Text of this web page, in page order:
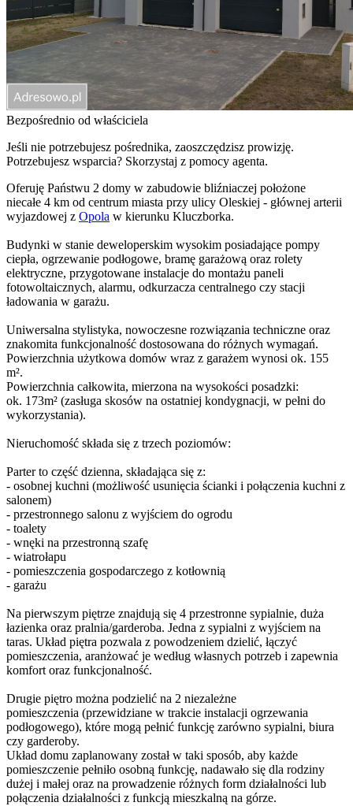
Bezpośrednio od właściciela
Jeśli nie potrzebujesz pośrednika, zaoszczędzisz prowizję.
Potrzebujesz wsparcia? Skorzystaj z pomocy agenta.
Oferuję Państwu 2 domy w zabudowie bliźniaczej położone
niecałe 4 km od centrum miasta przy ulicy Oleskiej - głównej arterii
wyjazdowej z Opola w kierunku Kluczborka.
Budynki w stanie deweloperskim wysokim posiadające pompy
ciepła, ogrzewanie podłogowe, bramę garażową oraz rolety
elektryczne, przygotowane instalacje do montażu paneli
fotowoltaicznych, alarmu, odkurzacza centralnego czy stacji
ładowania w garażu.
Uniwersalna stylistyka, nowoczesne rozwiązania techniczne oraz
znakomita funkcjonalność dostosowana do różnych wymagań.
Powierzchnia użytkowa domów wraz z garażem wynosi ok. 155
m².
Powierzchnia całkowita, mierzona na wysokości posadzki:
ok. 173m² (zasługa skosów na ostatniej kondygnacji, w pełni do
wykorzystania).
Nieruchomość składa się z trzech poziomów:
Parter to część dzienna, składająca się z:
- osobnej kuchni (możliwość usunięcia ścianki i połączenia kuchni z
salonem)
- przestronnego salonu z wyjściem do ogrodu
- toalety
- wnęki na przestronną szafę
- wiatrołapu
- pomieszczenia gospodarczego z kotłownią
- garażu
Na pierwszym piętrze znajdują się 4 przestronne sypialnie, duża
łazienka oraz pralnia/garderoba. Jedna z sypialni z wyjściem na
taras. Układ piętra pozwala z powodzeniem dzielić, łączyć
pomieszczenia, aranżować je według własnych potrzeb i zapewnia
komfort oraz funkcjonalność.
Drugie piętro można podzielić na 2 niezależne
pomieszczenia (przewidziane w trakcie instalacji ogrzewania
podłogowego), które mogą pełnić funkcję zarówno sypialni, biura
czy garderoby.
Układ domu zaplanowany został w taki sposób, aby każde
pomieszczenie pełniło osobną funkcję, nadawało się dla rodziny
dużej i małej oraz na prowadzenie różnych form działalności lub
połączenia działalności z funkcją mieszkalną na górze.